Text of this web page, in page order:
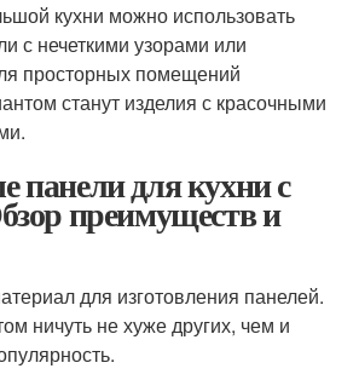
кухни можно использовать
с нечеткими узорами или
просторных помещений
станут изделия с красочными
панели для кухни с
преимуществ и
для изготовления панелей.
ничуть не хуже других, чем и